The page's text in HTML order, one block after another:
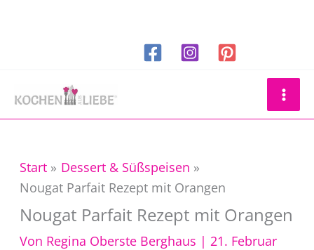
Start
Dessert & Süßspeisen
Nougat Parfait Rezept mit Orangen
Nougat Parfait Rezept mit Orangen
Von Regina Oberste Berghaus | 21. Februar